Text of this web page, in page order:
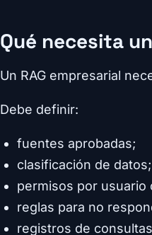
Qué necesita
Un RAG empresarial
Debe definir:
fuentes aprobadas;
clasificación de datos;
permisos por usuario
reglas para no
registros de